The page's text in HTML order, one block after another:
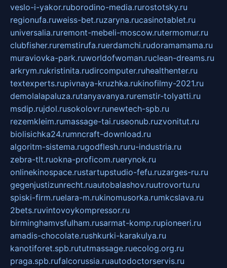
veslo-i-yakor.ruborodino-media.rurostotsky.ru
regionufa.ruweiss-bet.ruzaryna.rucasinotablet.ru
universalia.ruremont-mebeli-moscow.rutermomur.ru
clubfisher.ruremstirufa.ruerdamchi.rudoramamama.ru
muraviovka-park.ruworldofwoman.ruclean-dreams.ru
arkrym.rukristinita.rudircomputer.ruhealthenter.ru
textexperts.rupivnaya-kruzhka.rukinofilmy-2021.ru
demolalapaluza.rutanyavanya.ruremstir-tolyatti.ru
msdip.rujdol.rusokolovr.runewtech-spb.ru
rezemkleim.rumassage-tai.ruseonub.ruzvonitut.ru
biolisichka24.rumncraft-download.ru
algoritm-sistema.rugodflesh.ruru-industria.ru
zebra-tlt.ruokna-proficom.ruerynok.ru
onlinekinospace.rustartupstudio-fefu.ruzarges-ru.ru
gegenjustizunrecht.ruautobalashov.ruutrovortu.ru
spiski-firm.ruelara-m.rukinomusorka.rumkcslava.ru
2bets.ruvintovoykompressor.ru
birminghamvsfulham.rusarmat-komp.rupioneeri.ru
amadis-chocolate.rushkurki-karakulya.ru
kanotiforet.spb.rututmassage.ruecolog.org.ru
praga.spb.rufalcorussia.ruautodoctorservis.ru